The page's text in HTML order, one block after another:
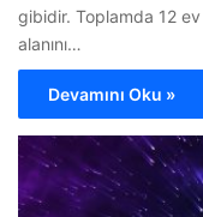
gibidir. Toplamda 12
alanını…
Devamını Oku »